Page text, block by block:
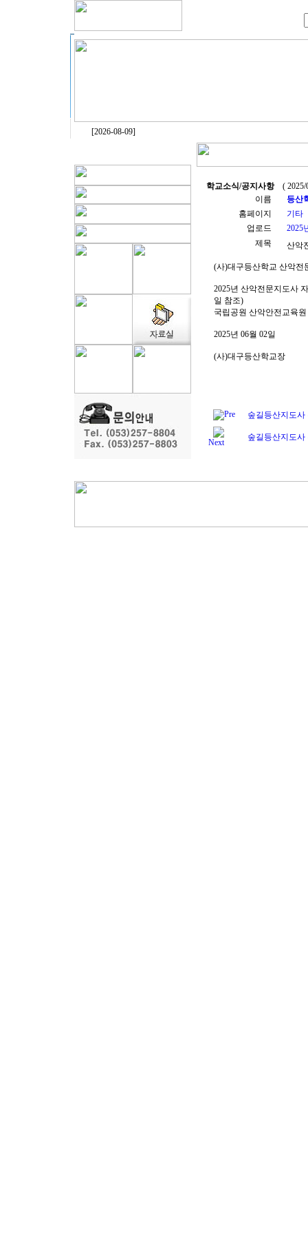
[2026-08-09]
학교소식/공지사항( 2025/
이름
등산
홈페이지
기타
업로드
2025
제목
산악
(사)대구등산학교 산악전
2025년 산악전문지도사
일 참조)
국립공원 산악안전교육
2025년 06월 02일
(사)대구등산학교장
Pre 숲길등산지도사
Next
숲길등산지도사